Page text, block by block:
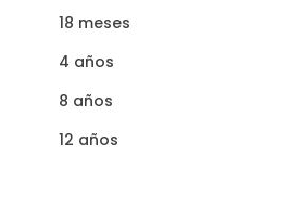
18 meses
4 años
8 años
12 años